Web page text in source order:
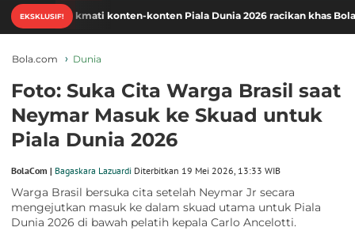
EKSKLUSIF!Nikmati konten-konten Piala Dunia 2026 racikan khas
Bola.com Dunia
Foto: Suka Cita Warga Brasil saat
Neymar Masuk ke Skuad untuk
Piala Dunia 2026
BolaCom | Bagaskara Lazuardi Diterbitkan 19 Mei 2026, 13:33 WIB
Warga Brasil bersuka cita setelah Neymar Jr secara
mengejutkan masuk ke dalam skuad utama untuk Piala
Dunia 2026 di bawah pelatih kepala Carlo Ancelotti.